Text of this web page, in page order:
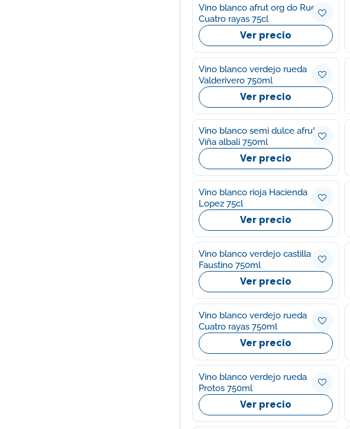
Vino blanco afrut org do Rueda
Cuatro rayas 75cl
Ver precio
Vino blanco verdejo rueda
Valderivero 750ml
Ver precio
Vino blanco semi dulce afrutado
Viña albali 750ml
Ver precio
Vino blanco rioja Hacienda
Lopez 75cl
Ver precio
Vino blanco verdejo castilla
Faustino 750ml
Ver precio
Vino blanco verdejo rueda
Cuatro rayas 750ml
Ver precio
Vino blanco verdejo rueda
Protos 750ml
Ver precio